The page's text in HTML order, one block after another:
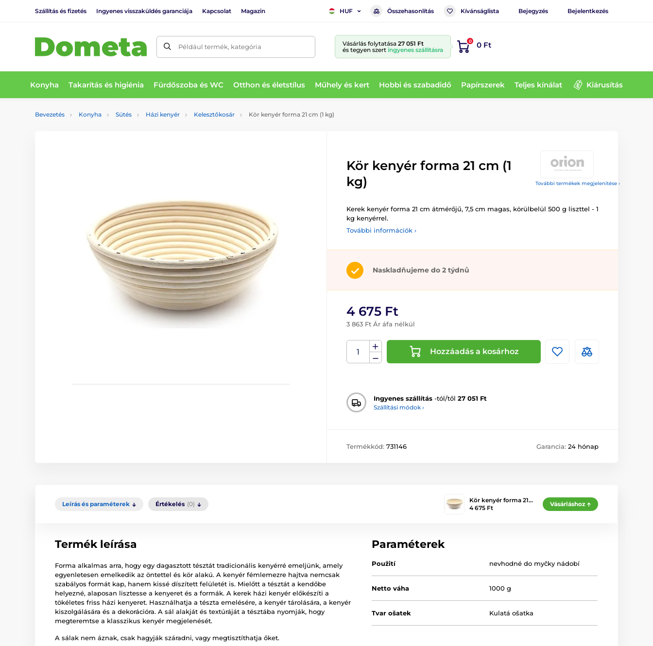
Szállítás és fizetés Ingyenes visszaküldés garanciája Kapcsolat Magazin HUF Összehasonlítás Kívánságlista Bejegyzés Bejelentkezés
Például termék, kategória Vásárlás folytatása 27 051 Ft
és tegyen szert ingyenes szállításra
0 0 Ft
Konyha Takarítás és higiénia Fürdőszoba és WC Otthon és életstílus Műhely és kert Hobbi és szabadidő Papírszerek Teljes kínálat Kiárusítás
Bevezetés Konyha Sütés Házi kenyér Kelesztőkosár Kör kenyér forma 21 cm (1 kg)
További termékek megjelenítése ›
Kör kenyér forma 21 cm (1
kg)
Kerek kenyér forma 21 cm átmérőjű, 7,5 cm magas, körülbelül 500 g liszttel - 1
kg kenyérrel.
További információk ›
Naskladňujeme do 2 týdnů
4 675 Ft
3 863 Ft Ár áfa nélkül
Hozzáadás a kosárhoz
Ingyenes szállítás -tól/től 27 051 Ft
Szállítási módok ›
Termékkód: 731146 Garancia: 24 hónap
Leírás és paraméterek Értékelés (0)
Kör kenyér forma 21…
4 675 Ft
Vásárláshoz
Termék leírása
Forma alkalmas arra, hogy egy dagasztott tésztát tradicionális kenyérré emeljünk, amely
egyenletesen emelkedik az öntettel és kör alakú. A kenyér fémlemezre hajtva nemcsak
szabályos formát kap, hanem kissé díszített felületét is. Mielőtt a tésztát a kendőbe
helyezné, alaposan lisztesse a kenyeret és a formák. A kerek házi kenyér előkészíti a
tökéletes friss házi kenyeret. Használhatja a tészta emelésére, a kenyér tárolására, a kenyér
kiszolgálására és a dekorációra. A sál alakját és textúráját a tésztába nyomják, hogy
megteremtse a klasszikus kenyér megjelenését.
A sálak nem áznak, csak hagyják száradni, vagy megtisztíthatja őket.
Paraméterek
Použití nevhodné do myčky nádobí
Netto váha 1000 g
Tvar ošatek Kulatá ošatka